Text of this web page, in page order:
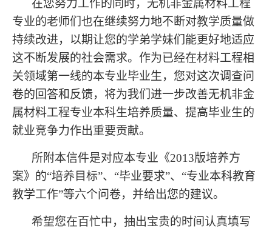
在您努力工作的同时，无机非金属材料工程
专业的老师们也在继续努力地不断对教学质量做
持续改进，以期让您的学弟学妹们能更好地适应
这不断发展的社会需求。作为已经在材料工程相
关领域第一线的本专业毕业生，您对这次调查问
卷的回答和反馈，将为我们进一步改善无机非金
属材料工程专业本科生培养质量、提高毕业生的
就业竞争力作出重要贡献。
所附本信件是对应本专业《2013版培养方
案》的“培养目标”、 “毕业要求”、 “专业本科教育
教学工作”等六个问卷，并给出您的建议。
希望您在百忙中，抽出宝贵的时间认真填写